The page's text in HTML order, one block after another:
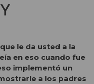
le da usted a la
en eso cuando fue
implementó un
a los padres